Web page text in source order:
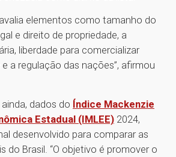
elementos como tamanho do
e direito de propriedade, a
liberdade para comercializar
a regulação das nações”, afirmou
dados do Índice Mackenzie
Estadual (IMLEE) 2024,
desenvolvido para comparar as
do Brasil. “O objetivo é promover o